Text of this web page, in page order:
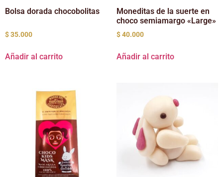
Bolsa dorada chocobolitas
$35.000
Añadir al carrito
Moneditas de la suerte en
choco semiamargo «Large»
$40.000
Añadir al carrito